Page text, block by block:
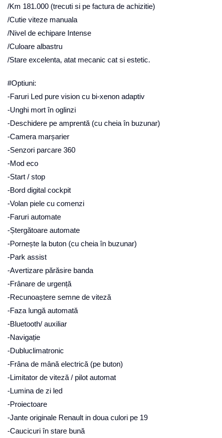
/Km 181.000 (trecuti si pe factura de achizitie)
/Cutie viteze manuala
/Nivel de echipare Intense
/Culoare albastru
/Stare excelenta, atat mecanic cat si estetic.
#Optiuni:
-Faruri Led pure vision cu bi-xenon adaptiv
-Unghi mort în oglinzi
-Deschidere pe amprentă (cu cheia în buzunar)
-Camera marșarier
-Senzori parcare 360
-Mod eco
-Start / stop
-Bord digital cockpit
-Volan piele cu comenzi
-Faruri automate
-Ștergătoare automate
-Pornește la buton (cu cheia în buzunar)
-Park assist
-Avertizare părăsire banda
-Frânare de urgență
-Recunoaștere semne de viteză
-Faza lungă automată
-Bluetooth/ auxiliar
-Navigație
-Dubluclimatronic
-Frâna de mână electrică (pe buton)
-Limitator de viteză / pilot automat
-Lumina de zi led
-Proiectoare
-Jante originale Renault in doua culori pe 19
-Caucicuri în stare bună